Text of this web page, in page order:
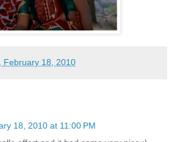
February 18, 2010
18, 2010 at 11:00 PM